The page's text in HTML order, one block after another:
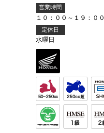
営業時間
１０：００～１９：００
定休日
水曜日